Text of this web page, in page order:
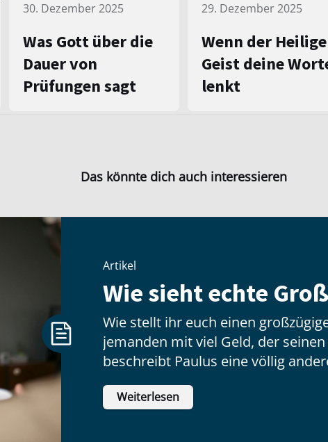
30. Dezember 2025
Was Gott über die
Dauer von
Prüfungen sagt
29. Dezember 2025
Wenn der Heilige
Geist deine
lenkt
Das könnte dich auch interessieren
Artikel
Wie sieht echte
Wie stellt ihr euch einen
jemanden mit viel Geld, der
beschreibt Paulus eine völlig
hat wenig zu tun mit dem, was
inneren Haltung:
Weiterlesen